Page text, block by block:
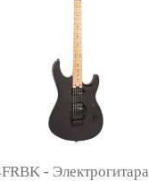
- Электрогитара